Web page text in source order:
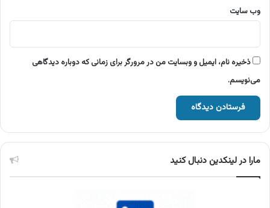
وب‌ سایت
ذخیره نام، ایمیل و وبسایت من در مرورگر برای زمانی که دوباره دیدگاهی
می‌نویسم.
مارا در لینکدین دنبال کنید